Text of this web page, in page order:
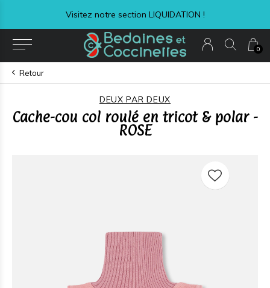
0
Visitez notre section LIQUIDATION !
Retour
DEUX PAR DEUX
Cache-cou col roulé en tricot & polar -
ROSE